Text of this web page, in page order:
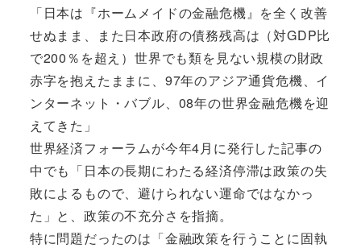
「日本は『ホームメイドの金融危機』を全く改善
せぬまま、また日本政府の債務残高は（対GDP比
で200％を超え）世界でも類を見ない規模の財政
赤字を抱えたままに、97年のアジア通貨危機、イ
ンターネット・バブル、08年の世界金融危機を迎
えてきた」
世界経済フォーラムが今年4月に発行した記事の
中でも「日本の長期にわたる経済停滞は政策の失
敗によるもので、避けられない運命ではなかっ
た」と、政策の不充分さを指摘。
特に問題だったのは「金融政策を行うことに固執